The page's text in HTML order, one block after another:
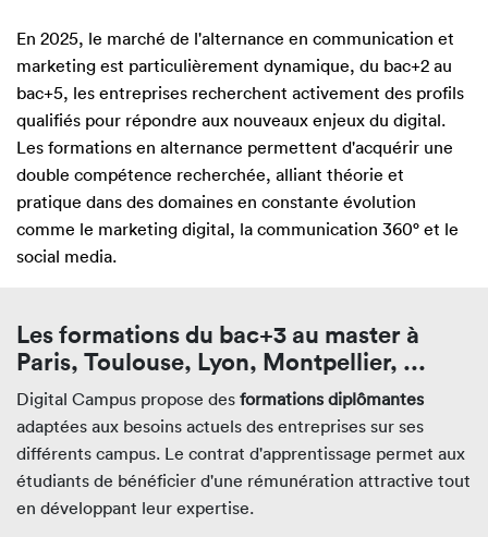
En 2025, le marché de l'alternance en communication et
marketing est particulièrement dynamique, du bac+2 au
bac+5, les entreprises recherchent activement des profils
qualifiés pour répondre aux nouveaux enjeux du digital.
Les formations en alternance permettent d'acquérir une
double compétence recherchée, alliant théorie et
pratique dans des domaines en constante évolution
comme le marketing digital, la communication 360° et le
social media.
Les formations du bac+3 au master à
Paris, Toulouse, Lyon, Montpellier, ...
Digital Campus propose des formations diplômantes
adaptées aux besoins actuels des entreprises sur ses
différents campus. Le contrat d'apprentissage permet aux
étudiants de bénéficier d'une rémunération attractive tout
en développant leur expertise.